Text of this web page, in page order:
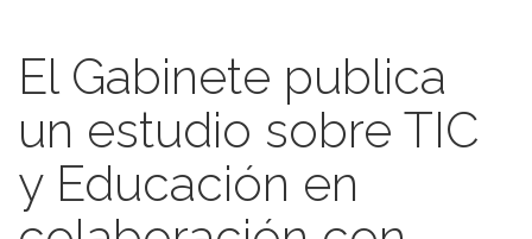
El Gabinete publica
un estudio sobre TIC
y Educación en